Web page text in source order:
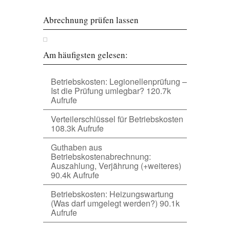
Abrechnung prüfen lassen
Am häufigsten gelesen:
Betriebskosten: Legionellenprüfung –
Ist die Prüfung umlegbar? 120.7k
Aufrufe
Verteilerschlüssel für Betriebskosten
108.3k Aufrufe
Guthaben aus
Betriebskostenabrechnung:
Auszahlung, Verjährung (+weiteres)
90.4k Aufrufe
Betriebskosten: Heizungswartung
(Was darf umgelegt werden?) 90.1k
Aufrufe